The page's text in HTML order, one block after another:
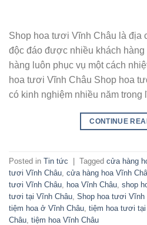
Shop hoa tươi Vĩnh Châu là địa
độc đáo được nhiều khách
hàng luôn phục vụ một cách
hoa tươi Vĩnh Châu Shop hoa
có kinh nghiệm nhiều năm trong
CONTINUE
Posted in Tin tức Tagged cửa hàng
tươi Vĩnh Châu cửa hàng hoa Vĩnh
tươi Vĩnh Châu
hoa Vĩnh Châu shop
tươi tại Vĩnh Châu Shop hoa tươi Vĩnh
tiệm hoa ở Vĩnh Châu tiệm hoa tươi tại
Châu tiệm hoa Vĩnh Châu